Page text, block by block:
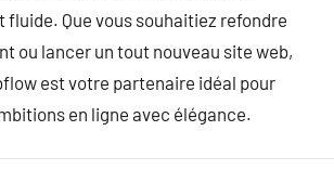
fluide. Que vous souhaitiez refondre
ou lancer un tout nouveau site web,
est votre partenaire idéal pour
en ligne avec élégance.